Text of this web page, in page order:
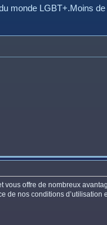
monde LGBT+.Moins
vous offre de nombreux
de nos conditions